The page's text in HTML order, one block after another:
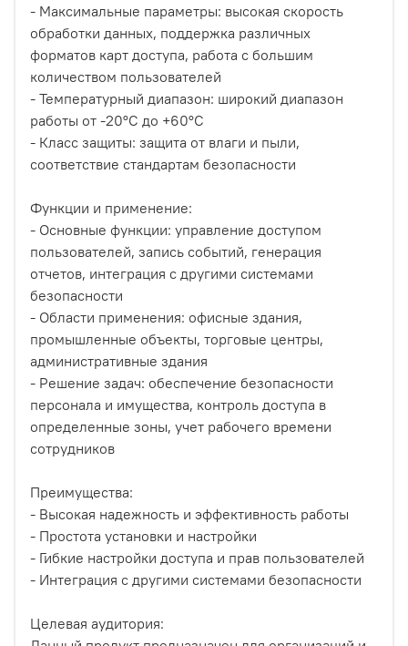
- Максимальные параметры: высокая скорость
обработки данных, поддержка различных
форматов карт доступа, работа с большим
количеством пользователей
- Температурный диапазон: широкий диапазон
работы от -20°C до +60°C
- Класс защиты: защита от влаги и пыли,
соответствие стандартам безопасности
Функции и применение:
- Основные функции: управление доступом
пользователей, запись событий, генерация
отчетов, интеграция с другими системами
безопасности
- Области применения: офисные здания,
промышленные объекты, торговые центры,
административные здания
- Решение задач: обеспечение безопасности
персонала и имущества, контроль доступа в
определенные зоны, учет рабочего времени
сотрудников
Преимущества:
- Высокая надежность и эффективность работы
- Простота установки и настройки
- Гибкие настройки доступа и прав пользователей
- Интеграция с другими системами безопасности
Целевая аудитория: